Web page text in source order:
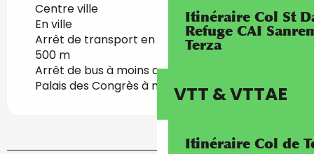
Itinéraire Col St
Refuge CAI
Terza
VTT & VTTAE
Itinéraire Col de
Centre ville
En ville
Arrêt de transport en commun à moins de
500 m
Arrêt de bus à moins de 500 m
Palais des Congrès à moins de 5 km